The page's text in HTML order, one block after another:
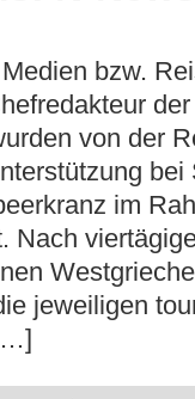
bzw.
von der
bei
im
Nach
jeweiligen